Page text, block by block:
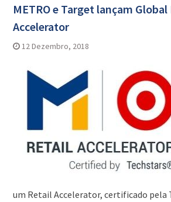
METRO e Target lançam
Accelerator
12 Dezembro, 2018
um Retail Accelerator, certificado pela